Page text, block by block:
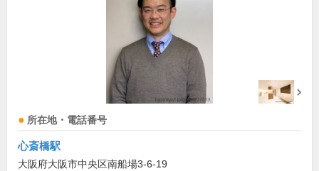
所在地・電話番号
心斎橋駅
大阪府大阪市中央区南船場3-6-19